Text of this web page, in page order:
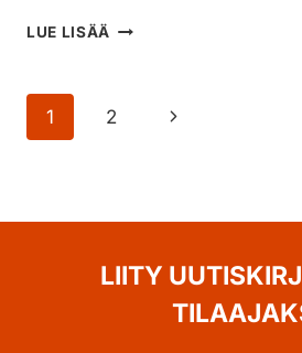
LUE LISÄÄ OIKAISU
MEOSPORT
SIVUNAVIGOINTI
1 2
Seuraava
LIITY